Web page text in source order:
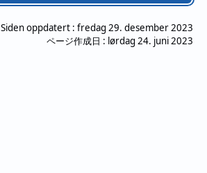
Siden oppdatert : fredag 29. desember 2023
ページ作成日 : lørdag 24. juni 2023